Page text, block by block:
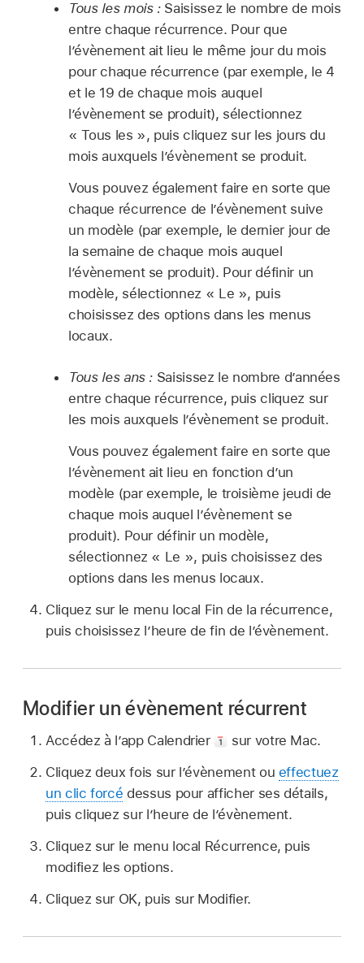
Tous les mois :Saisissez le nombre de mois
entre chaque récurrence. Pour que
l’évènement ait lieu le même jour du mois
pour chaque récurrence (par exemple, le 4
et le 19 de chaque mois auquel
l’évènement se produit), sélectionnez
« Tous les », puis cliquez sur les jours du
mois auxquels l’évènement se produit.
Vous pouvez également faire en sorte que
chaque récurrence de l’évènement suive
un modèle (par exemple, le dernier jour de
la semaine de chaque mois auquel
l’évènement se produit). Pour définir un
modèle, sélectionnez « Le », puis
choisissez des options dans les menus
locaux.
Tous les ans : Saisissez le nombre d’années
entre chaque récurrence, puis cliquez sur
les mois auxquels l’évènement se produit.
Vous pouvez également faire en sorte que
l’évènement ait lieu en fonction d’un
modèle (par exemple, le troisième jeudi de
chaque mois auquel l’évènement se
produit). Pour définir un modèle,
sélectionnez « Le », puis choisissez des
options dans les menus locaux.
Cliquez sur le menu local Fin de la récurrence,
puis choisissez l’heure de fin de l’évènement.
Modifier un évènement récurrent
Accédez à lʼapp Calendrier
sur votre Mac.
Cliquez deux fois sur l’évènement ou effectuez
un clic forcé dessus pour afficher ses détails,
puis cliquez sur l’heure de l’évènement.
Cliquez sur le menu local Récurrence, puis
modifiez les options.
Cliquez sur OK, puis sur Modifier.